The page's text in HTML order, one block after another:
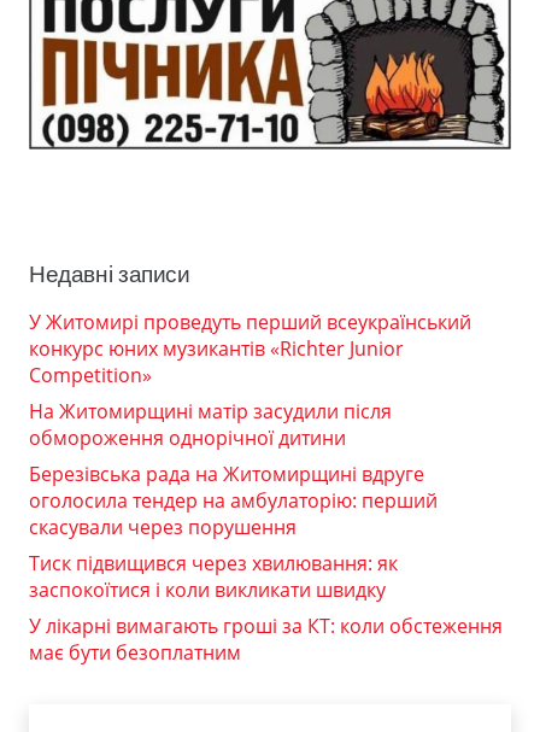
Недавні записи
У Житомирі проведуть перший всеукраїнський
конкурс юних музикантів «Richter Junior
Competition»
На Житомирщині матір засудили після
обмороження однорічної дитини
Березівська рада на Житомирщині вдруге
оголосила тендер на амбулаторію: перший
скасували через порушення
Тиск підвищився через хвилювання: як
заспокоїтися і коли викликати швидку
У лікарні вимагають гроші за КТ: коли обстеження
має бути безоплатним